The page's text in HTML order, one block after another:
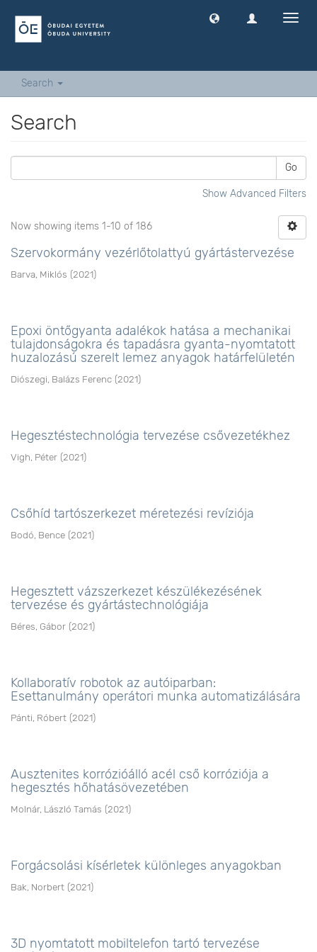
Search
Search
Go
Show Advanced Filters
Now showing items 1-10 of 186
Szervokormány vezérlőtolattyú gyártástervezése
Barva, Miklós (2021)
Epoxi öntőgyanta adalékok hatása a mechanikai
tulajdonságokra és tapadásra gyanta-nyomtatott
huzalozású szerelt lemez anyagok határfelületén
Diószegi, Balázs Ferenc (2021)
Hegesztéstechnológia tervezése csővezetékhez
Vigh, Péter (2021)
Csőhíd tartószerkezet méretezési revíziója
Bodó, Bence (2021)
Hegesztett vázszerkezet készülékezésének
tervezése és gyártástechnológiája
Béres, Gábor (2021)
Kollaboratív robotok az autóiparban:
Esettanulmány operátori munka automatizálására
Pánti, Róbert (2021)
Ausztenites korrózióálló acél cső korróziója a
hegesztés hőhatásövezetében
Molnár, László Tamás (2021)
Forgácsolási kísérletek különleges anyagokban
Bak, Norbert (2021)
3D nyomtatott mobiltelefon tartó tervezése